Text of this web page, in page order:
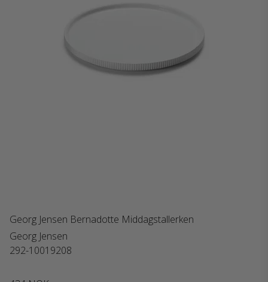
Georg Jensen Bernadotte Middagstallerken
Georg Jensen
292-10019208